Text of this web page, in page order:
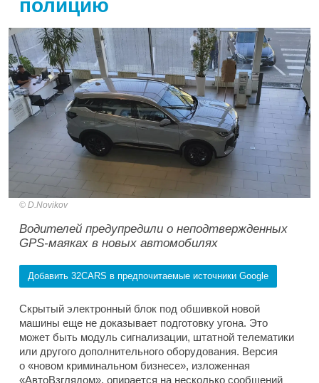
полицию
D.Novikov
Водителей предупредили о неподтвержденных
GPS-маяках в новых автомобилях
Добавить 32CARS в предпочитаемые источники Google
Скрытый электронный блок под обшивкой новой
машины еще не доказывает подготовку угона. Это
может быть модуль сигнализации, штатной телематики
или другого дополнительного оборудования. Версия
о «новом криминальном бизнесе», изложенная
«АвтоВзглядом», опирается на несколько сообщений